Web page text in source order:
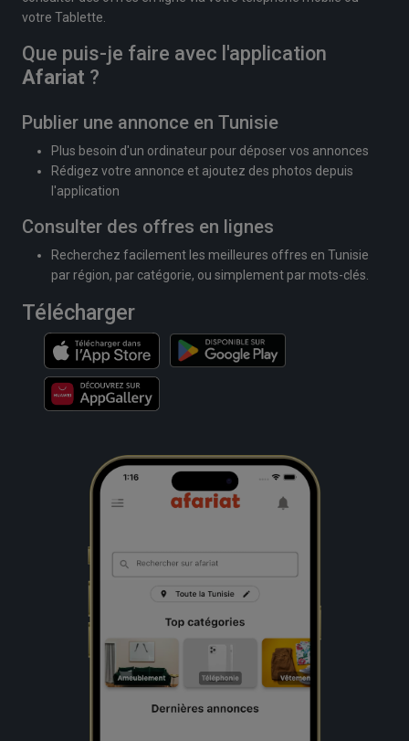
votre Tablette.
Que puis-je faire avec l'application
Afariat ?
Publier une annonce en Tunisie
Plus besoin d'un ordinateur pour déposer vos annonces
Rédigez votre annonce et ajoutez des photos depuis
l'application
Consulter des offres en lignes
Recherchez facilement les meilleures offres en Tunisie
par région, par catégorie, ou simplement par mots-clés.
Télécharger